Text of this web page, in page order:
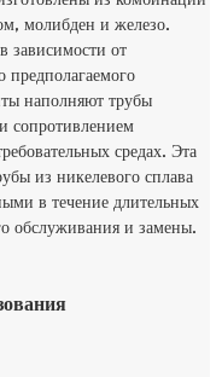
молибден и железо.
зависимости от
предполагаемого
наполняют трубы
сопротивлением
средах. Эта
из никелевого сплава
в течение длительных
обслуживания и замены.